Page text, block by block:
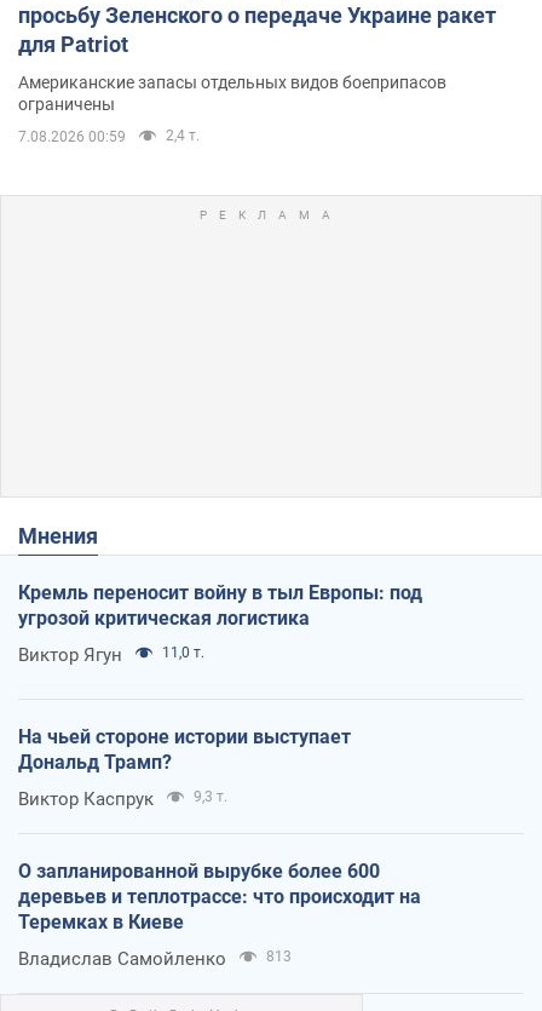
просьбу Зеленского о передаче Украине ракет
для Patriot
Американские запасы отдельных видов боеприпасов
ограничены
7.08.2026 00:59 2,4 т.
Мнения
Кремль переносит войну в тыл Европы: под
угрозой критическая логистика
Виктор Ягун 11,0 т.
На чьей стороне истории выступает
Дональд Трамп?
Виктор Каспрук 9,3 т.
О запланированной вырубке более 600
деревьев и теплотрассе: что происходит на
Теремках в Киеве
Владислав Самойленко 813